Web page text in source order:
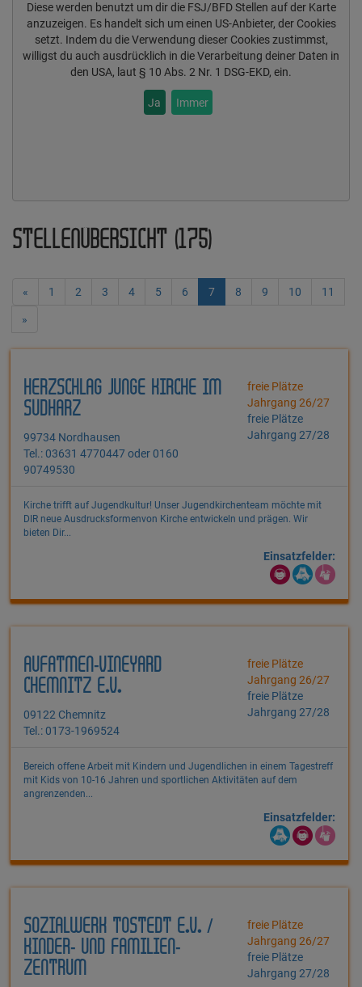
Diese werden benutzt um dir die FSJ/BFD Stellen auf der Karte
anzuzeigen. Es handelt sich um einen US-Anbieter, der Cookies
setzt. Indem du die Verwendung dieser Cookies zustimmst,
willigst du auch ausdrücklich in die Verarbeitung deiner Daten in
den USA, laut § 10 Abs. 2 Nr. 1 DSG-EKD, ein.
Ja Immer
STELLENÜBERSICHT (175)
« 1 2 3 4 5 6 7 8 9 10 11
»
HERZSCHLAG JUNGE KIRCHE IM
SÜDHARZ
99734 Nordhausen
Tel.: 03631 4770447 oder 0160
90749530
freie Plätze
Jahrgang 26/27
freie Plätze
Jahrgang 27/28
Kirche trifft auf Jugendkultur! Unser Jugendkirchenteam möchte mit
DIR neue Ausdrucksformenvon Kirche entwickeln und prägen. Wir
bieten Dir...
Einsatzfelder:
AUFATMEN-VINEYARD
CHEMNITZ E.V.
09122 Chemnitz
Tel.: 0173-1969524
freie Plätze
Jahrgang 26/27
freie Plätze
Jahrgang 27/28
Bereich offene Arbeit mit Kindern und Jugendlichen in einem Tagestreff
mit Kids von 10-16 Jahren und sportlichen Aktivitäten auf dem
angrenzenden...
Einsatzfelder:
SOZIALWERK TOSTEDT E.V. /
KINDER- UND FAMILIEN-
ZENTRUM
freie Plätze
Jahrgang 26/27
freie Plätze
Jahrgang 27/28